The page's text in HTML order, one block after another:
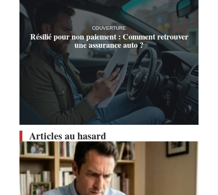
COUVERTURE
Résilié pour non paiement : Comment retrouver
une assurance auto ?
Articles au hasard